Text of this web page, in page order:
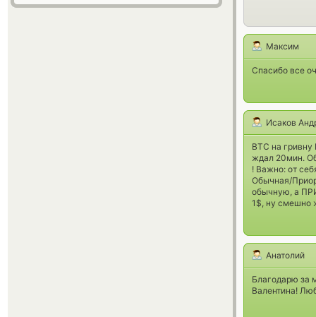
Максим
Спасибо все
Исаков
BTC на
ждал 20мин.
! Важно: от
Обычная/
обычную, а
1$, ну смешно
Анатолий
Благодарю за
Валентина!